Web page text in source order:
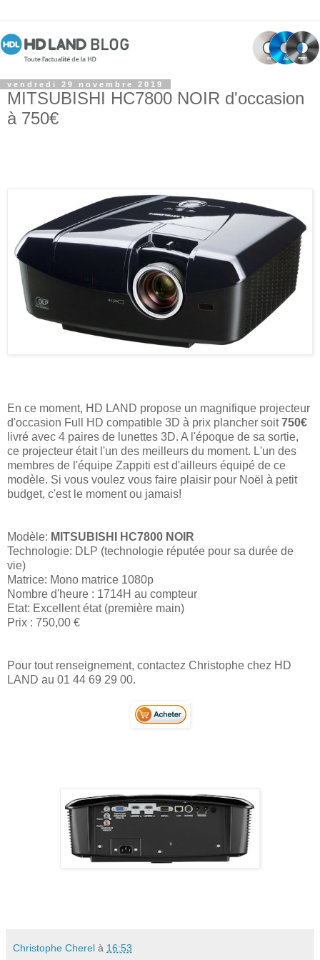
vendredi 29 novembre 2019
MITSUBISHI HC7800 NOIR d'occasion
à 750€
En ce moment, HD LAND propose un magnifique projecteur
d'occasion Full HD compatible 3D à prix plancher soit750€
livré avec 4 paires de lunettes 3D. A l'époque de sa sortie,
ce projecteur était l'un des meilleurs du moment. L'un des
membres de l'équipe Zappiti est d'ailleurs équipé de ce
modèle. Si vous voulez vous faire plaisir pour Noël à petit
budget, c'est le moment ou jamais!
Modèle: MITSUBISHI HC7800 NOIR
Technologie: DLP (technologie réputée pour sa durée de
vie)
Matrice: Mono matrice 1080p
Nombre d'heure : 1714H au compteur
Etat: Excellent état (première main)
Prix : 750,00 €
Pour tout renseignement, contactez Christophe chez HD
LAND au 01 44 69 29 00.
Christophe Cherel à 16:53